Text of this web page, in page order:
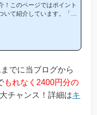
このページではポイント
て紹介しています。「ハ
分で簡単にできるので、下
でに当ブログから
もれなく2400円分の
チャンス！詳細はキ